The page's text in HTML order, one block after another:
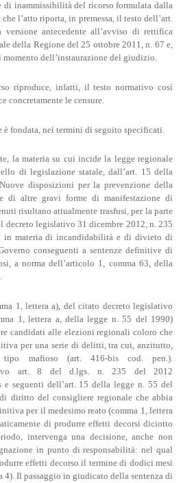
di inammissibilità del ricorso formulata dalla
l’atto riporta, in premessa, il testo dell’art.
antecedente all’avviso di rettifica
della Regione del 25 ottobre 2011, n. 67 e,
dell’instaurazione del giudizio.
riproduce, infatti, il testo normativo così
concretamente le censure.
è fondata, nei termini di seguito specificati.
la materia su cui incide la legge regionale
di legislazione statale, dall’art. 15 della
disposizioni per la prevenzione della
di altre gravi forme di manifestazione di
risultano attualmente trasfusi, per la parte
decreto legislativo 31 dicembre 2012, n. 235
in materia di incandidabilità e di divieto di
conseguenti a sentenze definitive di
a norma dell’articolo 1, comma 63, della
1, lettera a), del citato decreto legislativo
1, lettera a, della legge n. 55 del 1990)
candidati alle elezioni regionali coloro che
per una serie di delitti, tra cui, anzitutto,
mafioso (art. 416-bis cod. pen.).
art. 8 del d.lgs. n. 235 del 2012
e seguenti dell’art. 15 della legge n. 55 del
diritto del consigliere regionale che abbia
per il medesimo reato (comma 1, lettera
di produrre effetti decorsi diciotto
intervenga una decisione, anche non
in punto di responsabilità: nel qual
effetti decorso il termine di dodici mesi
4). Il passaggio in giudicato della sentenza di